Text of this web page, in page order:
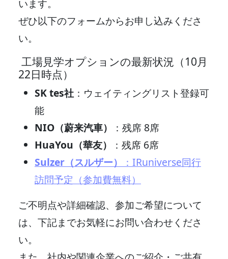
います。
ぜひ以下のフォームからお申し込みくださ
い。
工場見学オプションの最新状況（10月
22日時点）
SK tes社 ：ウェイティングリスト登録可
能
NIO（蔚来汽車）
：残席 8席
HuaYou（華友）
：残席 6席
Sulzer（スルザー）
：IRuniverse同行
訪問予定（参加費無料）
ご不明点や詳細確認、参加ご希望について
は、下記までお気軽にお問い合わせくださ
い。